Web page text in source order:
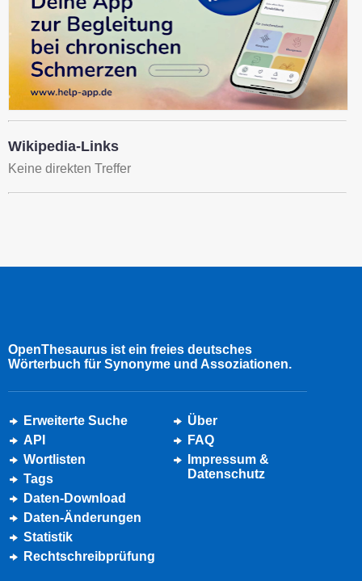
Wikipedia-Links
Keine direkten Treffer
OpenThesaurus ist ein freies deutsches
Wörterbuch für Synonyme und Assoziationen.
Erweiterte Suche
API
Wortlisten
Tags
Daten-Download
Daten-Änderungen
Statistik
Rechtschreibprüfung
Über
FAQ
Impressum &
Datenschutz